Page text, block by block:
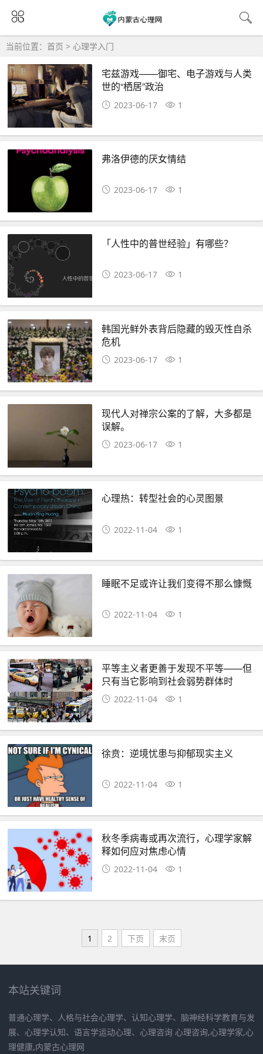
当前位置： 首页 > 心理学入门
宅兹游戏——御宅、电子游戏与人类
世的“栖居”政治
2023-06-17 1
弗洛伊德的厌女情结
2023-06-17 1
「人性中的普世经验」有哪些？
2023-06-17 1
韩国光鲜外表背后隐藏的毁灭性自杀
危机
2023-06-17 1
现代人对禅宗公案的了解，大多都是
误解。
2023-06-17 1
心理热：转型社会的心灵图景
2022-11-04 1
睡眠不足或许让我们变得不那么慷慨
2022-11-04 1
平等主义者更善于发现不平等——但
只有当它影响到社会弱势群体时
2022-11-04 1
徐贲：逆境忧患与抑郁现实主义
2022-11-04 1
秋冬季病毒或再次流行，心理学家解
释如何应对焦虑心情
2022-11-04 1
1 2 下页 末页
本站关键词
普通心理学、人格与社会心理学、认知心理学、脑神经科学教育与发
展、心理学认知、语言学运动心理、心理咨询 心理咨询,心理学家,心
理健康,内蒙古心理网